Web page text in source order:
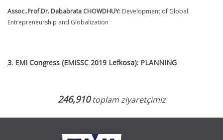
Assoc..Prof.Dr. Dababrata CHOWDHUY: Development of Global
Entrepreneurship and Globalization
3. EMI Congress (EMISSC 2019 Lefkosa): PLANNING
246,910toplam ziyaretçimiz